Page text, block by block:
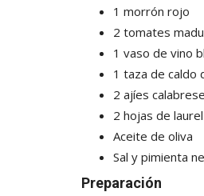
1 morrón rojo
2 tomates
1 vaso de vino
1 taza de caldo
2 ajíes
2 hojas de laurel
Aceite de oliva
Sal y pimienta
Preparación